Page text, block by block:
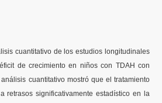
cuantitativo de los estudios longitudinales
de crecimiento en niños con TDAH con
cuantitativo mostró que el tratamiento
retrasos significativamente estadístico en la